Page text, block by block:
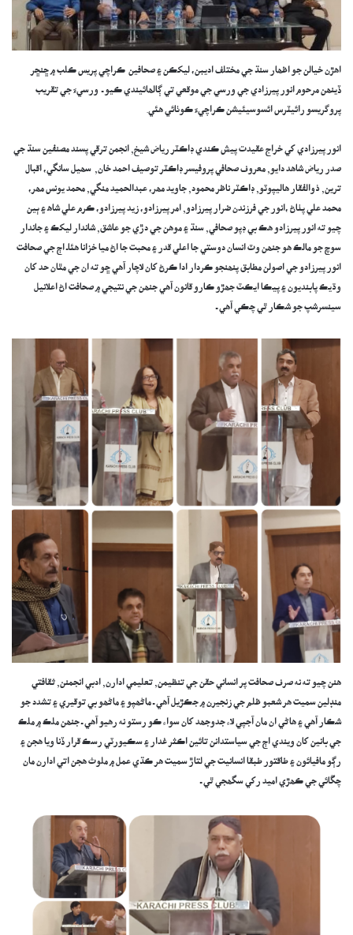
اھڙن خيالن جو اظھار سنڌ جي مختلف اديبن، ليکڪن ۽ صحافين ڪراچي پريس ڪلب ۾ ڇنڇر
ڏينھن مرحوم انور پيرزادي جي ورسي جي موقعي تي ڳالھائيندي ڪيو ـ ورسيءَ جي تقريب
پروگريسو رائيٽرس ائسوسيئيشن ڪراچيءَ ڪوٺائي ھئي.
انور پيرزادي کي خراج عقيدت پيش ڪندي ڊاڪٽر رياض شيخ, انجمن ترقي پسند مصنفين سنڌ جي
صدر رياض شاھد دايو, معروف صحافي پروفيسر ڊاڪٽر توصيف احمد خان, سھيل سانگي، اقبال
ترين, ذوالفقار ھاليپوٽو, ڊاڪٽر ناظر محمود, جاويد مھر، عبدالحميد منگي, محمد يونس مھر،
محمد علي پٺاڻ ،انور جي فرزندن ضرار پيرزادو, امر پيرزادو، زيد پيرزادو، ڪرم علي شاھ ۽ ٻين
چيو ته انور پيرزادو ھڪ بي ڊپو صحافي, سنڌ ۽ موھن جي دڙي جو عاشق, شاندار ليکڪ ۽ جاندار
سوچ جو مالڪ ھو جنھن وٽ انسان دوستي جا اعلي قدر ۽ محبت جا اڻ ميا خزانا ھئاـ اڄ جي صحافت
انور پيرزادو جي اصولن مطابق پنھنجو ڪردار ادا ڪرڻ کان لاچار آھي ڇو ته ان جي مٿان حد کان
وڌيڪ پابنديون ۽ پيڪا ايڪٽ جھڙو ڪارو قانون آھي جنھن جي نتيجي ۾ صحافت اڻ اعلانيل
سينسرشپ جو شڪار ٿي چڪي آھي ـ
ھنن چيو ته نه صرف صحافت پر انساني حقن جي تنظيمن, تعليمي ادارن, ادبي انجمنن, ثقافتي
منڊلين سميت ھر شعبو ظلم جي زنجيرن ۾ جڪڙيل آھي ـ ماڻھپو ۽ ماڻھو بي توقيري ۽ تشدد جو
شڪار آھي ۽ ھاڻي ان مان آجپي لاء جدوجھد کان سواء ڪو رستو نه رھيو آھي ـ جنھن ملڪ ۾ ملڪ
جي بانين کان ويندي اڄ جي سياستدانن تائين اڪثر غدار ۽ سڪيورٽي رسڪ قرار ڏنا ويا ھجن ۽
رڳو مافيائون ۽ طاقتور طبقا انسانيت جي لتاڙ سميت ھر ڪڌي عمل ۾ ملوث ھجن اتي ادارن مان
چڱائي جي ڪھڙي اميد رکي سگھجي ٿي ـ